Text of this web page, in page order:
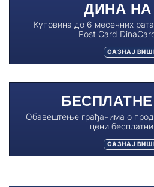
ДИНА НА
Куповина до 6 месечних
Post Card
САЗНАЈ
Обавештење грађанима о
цени
САЗНАЈ